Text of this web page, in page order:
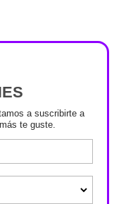
a suscribirte a
te guste.